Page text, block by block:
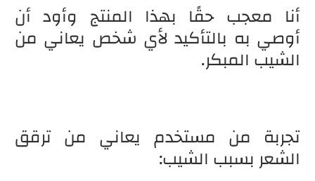
أنا معجب حقًا بهذا المنتج وأود أن
أوصي به بالتأكيد لأي شخص يعاني من
الشيب المبكر.
تجربة من مستخدم يعاني من ترقق
الشعر بسبب الشيب: